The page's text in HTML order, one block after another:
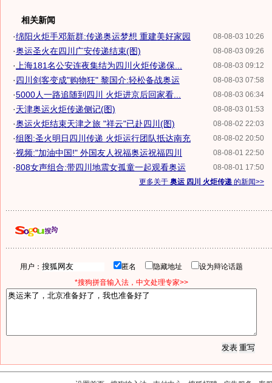
相关新闻
08-08-03 10:26
·绵阳火炬手邓新群:传递奥运梦想 重建美好家园
08-08-03 09:26
·奥运圣火在四川广安传递结束(图)
08-08-03 09:12
· 上海181名公安连夜集结为四川火炬传递保...
08-08-03 07:58
·四川剑客变成"购物狂" 黎国介:轻松备战奥运
08-08-03 06:34
·5000人一路追随到四川 火炬进京后回家看...
08-08-03 01:53
·天津奥运火炬传递侧记(图)
08-08-02 22:03
·奥运火炬结束天津之旅 "祥云"已赴四川(图)
08-08-02 20:50
·组图:圣火明日四川传递 火炬运行团队抵达南充
08-08-01 22:50
·视频:"加油中国!" 外国友人祝福奥运祝福四川
08-08-01 17:50
·808女声组合:带四川地震女孤童一起观看奥运
更多关于 奥运 四川 火炬传递 的新闻>>
用户： 匿名 隐藏地址
设为辩论话题
*搜狗拼音输入法，中文处理专家>>